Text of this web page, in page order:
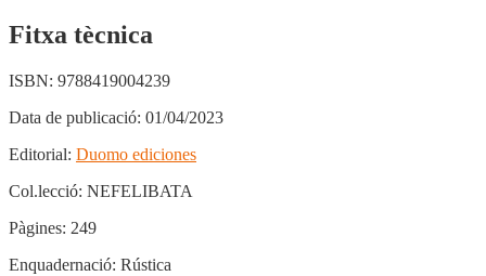
Fitxa tècnica
ISBN: 9788419004239
Data de publicació: 01/04/2023
Editorial: Duomo ediciones
Col.lecció: NEFELIBATA
Pàgines: 249
Enquadernació: Rústica